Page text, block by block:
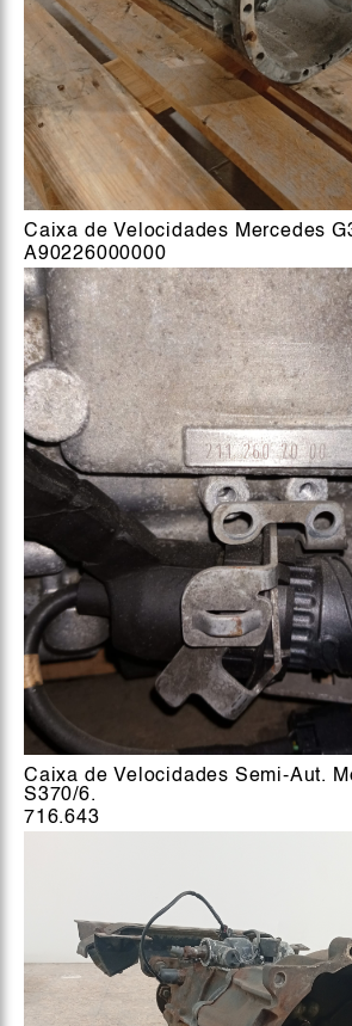
Caixa de Velocidades Mercedes
A90226000000
Caixa de Velocidades Semi-Aut.
S370/6.
716.643